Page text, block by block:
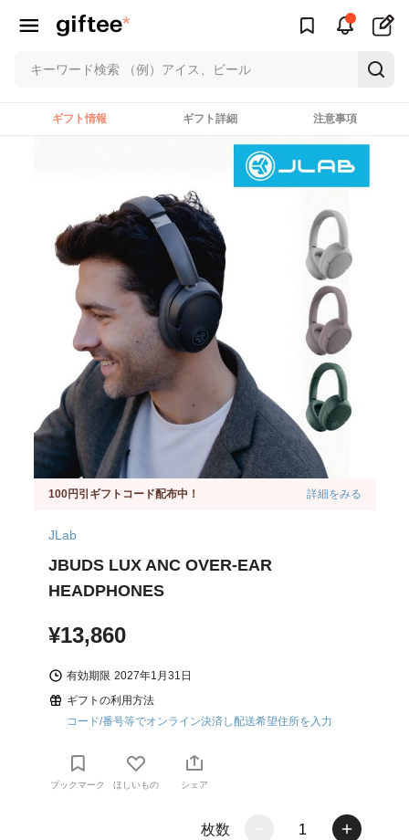
ギフト情報 ギフト詳細 注意事項
100円引ギフトコード配布中！ 詳細をみる
JLab
JBUDS LUX ANC OVER-EAR
HEADPHONES
¥13,860
有効期限 2027年1月31日
ギフトの利用方法
コード/番号等でオンライン決済し配送希望住所を入力
ブックマーク ほしいもの シェア
枚数 1